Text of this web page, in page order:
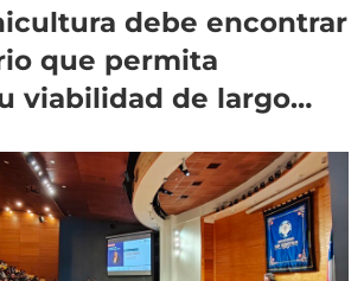
debe encontrar
que permita
viabilidad de largo